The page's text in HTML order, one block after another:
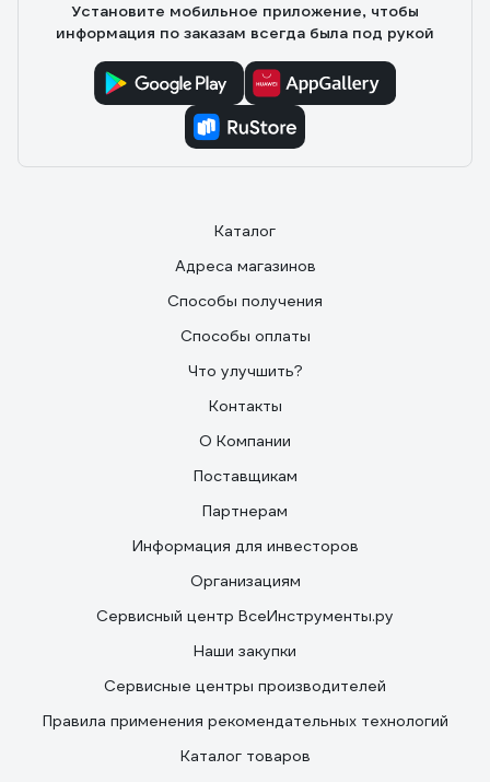
Установите мобильное приложение, чтобы
информация по заказам всегда была под рукой
Каталог
Адреса магазинов
Способы получения
Способы оплаты
Что улучшить?
Контакты
О Компании
Поставщикам
Партнерам
Информация для инвесторов
Организациям
Сервисный центр ВсеИнструменты.ру
Наши закупки
Сервисные центры производителей
Правила применения рекомендательных технологий
Каталог товаров